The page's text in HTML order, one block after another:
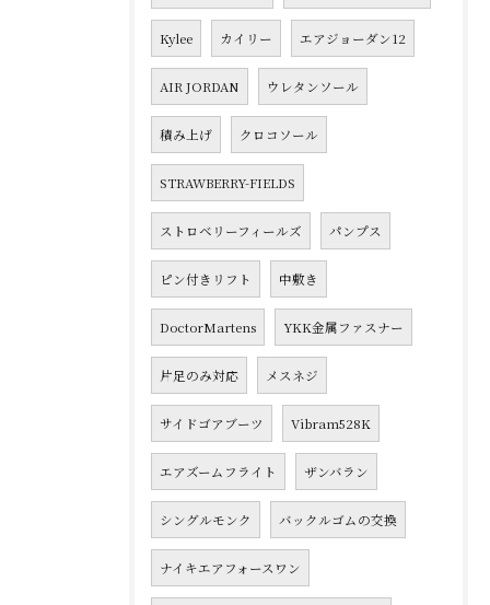
Kylee カイリー エアジョーダン12
AIR JORDAN ウレタンソール
積み上げ クロコソール
STRAWBERRY-FIELDS
ストロベリーフィールズ パンプス
ピン付きリフト 中敷き
DoctorMartens YKK金属ファスナー
片足のみ対応 メスネジ
サイドゴアブーツ Vibram528K
エアズームフライト ザンバラン
シングルモンク バックルゴムの交換
ナイキエアフォースワン